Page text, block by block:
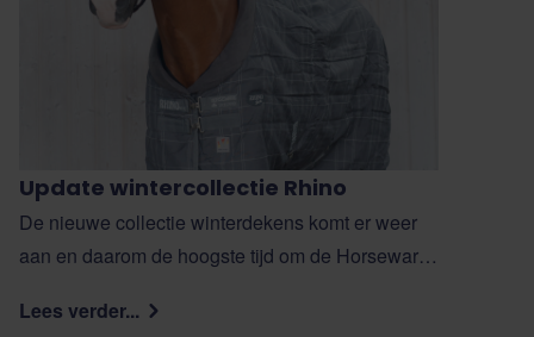
Update wintercollectie Rhino
De nieuwe collectie winterdekens komt er weer
aan en daarom de hoogste tijd om de Horseware
dekens bijzonder en waarom moet je paard echt
Lees verder...